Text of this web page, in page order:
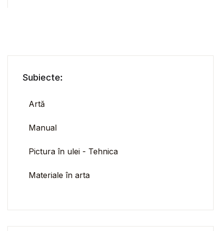
Subiecte:
Artă
Manual
Pictura în ulei - Tehnica
Materiale în arta